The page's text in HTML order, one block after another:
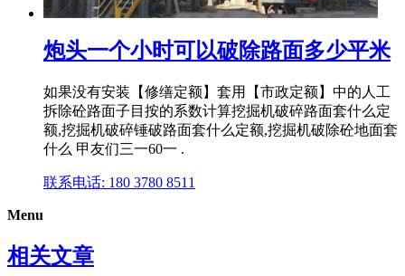
炮头一个小时可以破除路面多少平米
如果没有安装【修缮定额】套用【市政定额】中的人工
拆除砼路面子目按的系数计算挖掘机破碎路面套什么定
额,挖掘机破碎锤破路面套什么定额,挖掘机破除砼地面套
什么 甲友们三一60一 .
联系电话: 180 3780 8511
Menu
相关文章